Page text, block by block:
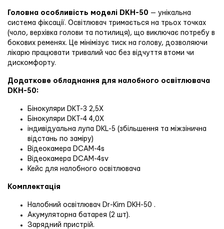
Головна особливість моделі DKH-50 — унікальна
система фіксації. Освітлювач тримається на трьох точках
(чоло, верхівка голови та потилиця), що виключає потребу в
бокових ременях. Це мінімізує тиск на голову, дозволяючи
лікарю працювати тривалий час без відчуття втоми чи
дискомфорту.
Додаткове обладнання для налобного освітлювача
DKH-50:
Бінокуляри DKT-3 2,5X
Бінокуляри DKT-4 4,0X
індивідуальна лупа DKL-5 (збільшення та міжзінична
відстань по заміру)
Відеокамера DCAM-4s
Відеокамера DCAM-4sv
Кейс для налобного освітлювача
Комплектація
Налобний освітлювач Dr-Kim DKH-50 .
Акумуляторна батарея (2 шт).
Зарядний пристрій.